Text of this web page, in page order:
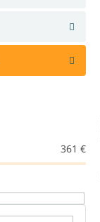
361 €